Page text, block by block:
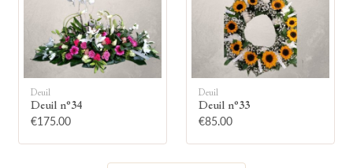
Montrez votre soutien à la famille en
allumant symboliquement une bougie.
Votre prénom
Deuil
Deuil n°34
€175.00
Deuil
Deuil n°33
€85.00